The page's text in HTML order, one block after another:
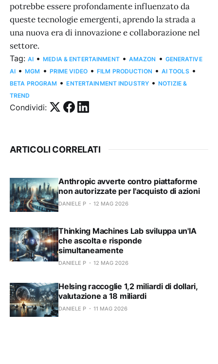
potrebbe essere profondamente influenzato da
queste tecnologie emergenti, aprendo la strada a
una nuova era di innovazione e collaborazione nel
settore.
Tag: AI • MEDIA & ENTERTAINMENT • AMAZON • GENERATIVE
AI • MGM • PRIME VIDEO • FILM PRODUCTION • AI TOOLS •
BETA PROGRAM • ENTERTAINMENT INDUSTRY • NOTIZIE &
TREND
Condividi:
ARTICOLI CORRELATI
Anthropic avverte contro piattaforme
non autorizzate per l'acquisto di azioni
DANIELE P 12 MAG 2026
Thinking Machines Lab sviluppa un'IA
che ascolta e risponde
simultaneamente
DANIELE P 12 MAG 2026
Helsing raccoglie 1,2 miliardi di dollari,
valutazione a 18 miliardi
DANIELE P 11 MAG 2026